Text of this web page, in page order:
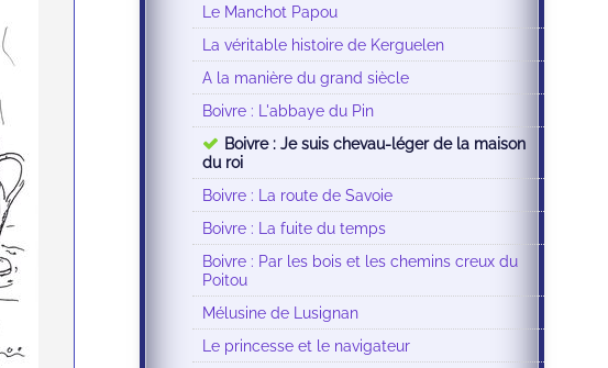
Le Manchot Papou
La véritable histoire de Kerguelen
A la manière du grand siècle
Boivre : L'abbaye du Pin
Boivre : Je suis chevau-léger de la maison
du roi
Boivre : La route de Savoie
Boivre : La fuite du temps
Boivre : Par les bois et les chemins creux du
Poitou
Mélusine de Lusignan
Le princesse et le navigateur